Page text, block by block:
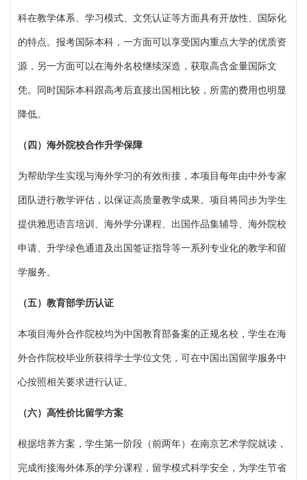
科在教学体系、学习模式、文凭认证等方面具有开放性、国际化
的特点。报考国际本科，一方面可以享受国内重点大学的优质资
源，另一方面可以在海外名校继续深造，获取高含金量国际文
凭。同时国际本科跟高考后直接出国相比较，所需的费用也明显
降低。
（ 四）海外院校合作升学保障
为帮助学生实现与海外学习的有效衔接，本项目每年由中外专家
团队进行教学评估，以保证高质量教学成果。项目将同步为学生
提供雅思语言培训、海外学分课程、出国作品集辅导、海外院校
申请、升学绿色通道及出国签证指导等一系列专业化的教学和留
学服务。
（五）教育部学历认证
本项目海外合作院校均为中国教育部备案的正规名校，学生在海
外合作院校毕业所获得学士学位文凭，可在中国出国留学服务中
心按照相关要求进行认证。
（六）高性价比留学方案
根据培养方案，学生第一阶段（前两年）在南京艺术学院就读，
完成衔接海外体系的学分课程，留学模式科学安全，为学生节省